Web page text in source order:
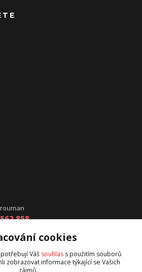
858
cookies
Váš souhlas s použitím souborů
zobrazovat informace týkající se Vašich
zájmů.